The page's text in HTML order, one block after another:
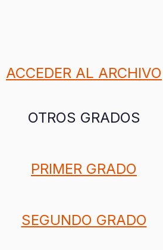
ACCEDER AL ARCHIVO
OTROS GRADOS
PRIMER GRADO
SEGUNDO GRADO